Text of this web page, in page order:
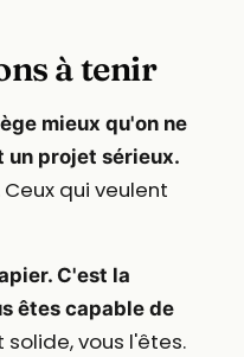
à tenir
mieux qu'on ne
projet sérieux.
qui veulent
C'est la
êtes capable de
solide, vous l'êtes.